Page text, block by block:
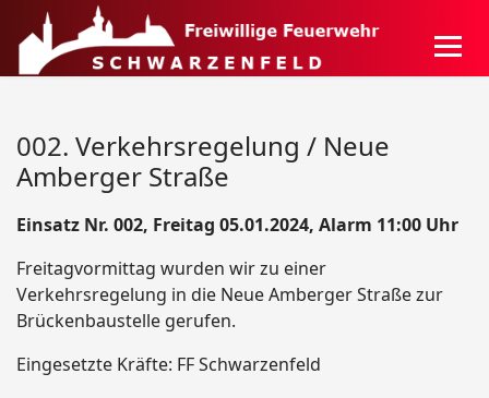
002. Verkehrsregelung / Neue
Amberger Straße
Einsatz Nr. 002, Freitag 05.01.2024, Alarm 11:00 Uhr
Freitagvormittag wurden wir zu einer
Verkehrsregelung in die Neue Amberger Straße zur
Brückenbaustelle gerufen.
Eingesetzte Kräfte: FF Schwarzenfeld